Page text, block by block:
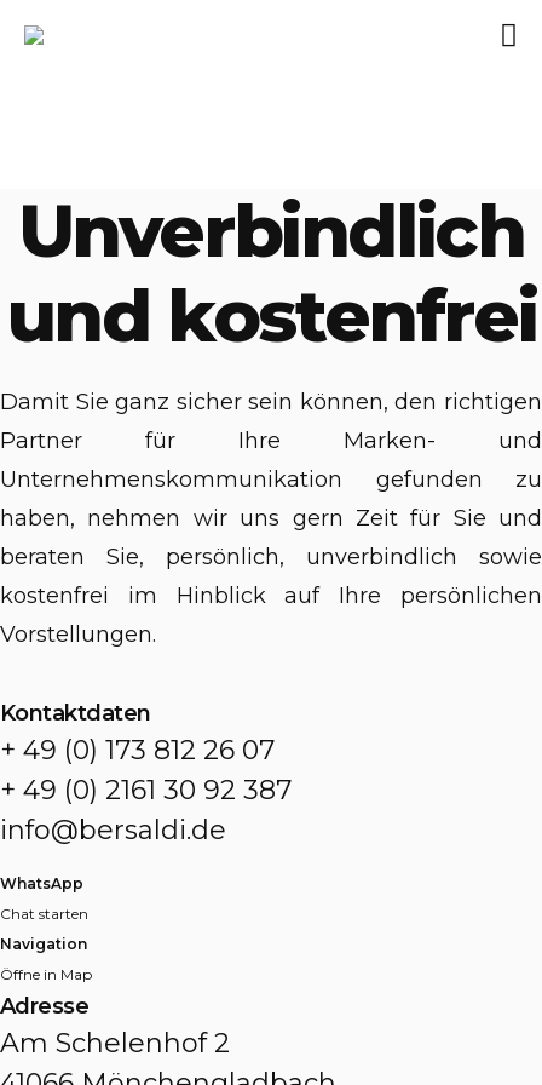
Unverbindlich
und kostenfrei
Damit Sie ganz sicher sein können, den richtigen
Partner für Ihre Marken- und
Unternehmenskommunikation gefunden zu
haben, nehmen wir uns gern Zeit für Sie und
beraten Sie, persönlich, unverbindlich sowie
kostenfrei im Hinblick auf Ihre persönlichen
Vorstellungen.
Kontaktdaten
+ 49 (0) 173 812 26 07
+ 49 (0) 2161 30 92 387
info@bersaldi.de
WhatsApp
Chat starten
Navigation
Öffne in Map
Adresse
Am Schelenhof 2